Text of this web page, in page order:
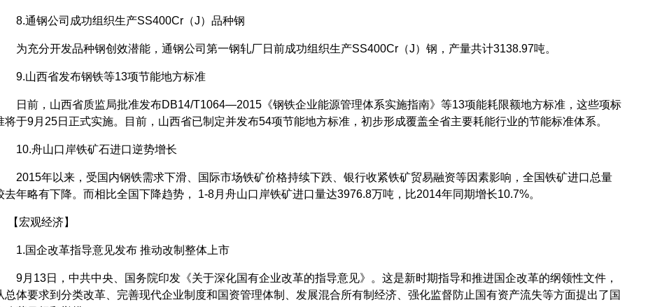
8.通钢公司成功组织生产SS400Cr（J）品种钢
为充分开发品种钢创效潜能，通钢公司第一钢轧厂日前成功组织生产SS400Cr（J）钢，产量共计3138.97吨。
9.山西省发布钢铁等13项节能地方标准
日前，山西省质监局批准发布DB14/T1064—2015《钢铁企业能源管理体系实施指南》等13项能耗限额地方标准，这些项标
将于9月25日正式实施。目前，山西省已制定并发布54项节能地方标准，初步形成覆盖全省主要耗能行业的节能标准体系。
10.舟山口岸铁矿石进口逆势增长
2015年以来，受国内钢铁需求下滑、国际市场铁矿价格持续下跌、银行收紧铁矿贸易融资等因素影响，全国铁矿进口总量
去年略有下降。而相比全国下降趋势， 1-8月舟山口岸铁矿进口量达3976.8万吨，比2014年同期增长10.7%。
【宏观经济】
1.国企改革指导意见发布 推动改制整体上市
9月13日，中共中央、国务院印发《关于深化国有企业改革的指导意见》。这是新时期指导和推进国企改革的纲领性文件，
总体要求到分类改革、完善现代企业制度和国资管理体制、发展混合所有制经济、强化监督防止国有资产流失等方面提出了国